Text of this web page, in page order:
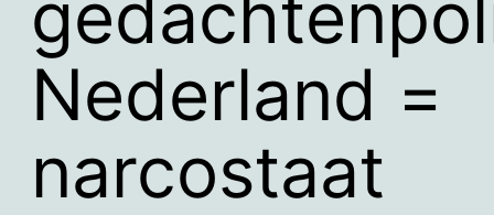
Nederland =
narcostaat